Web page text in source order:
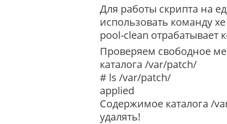
Для работы скрипта на
использовать команду
pool-clean отрабатывает
Проверяем свободное
каталога /var/patch/
# ls /var/patch/
applied
Содержимое каталога /
удалять!